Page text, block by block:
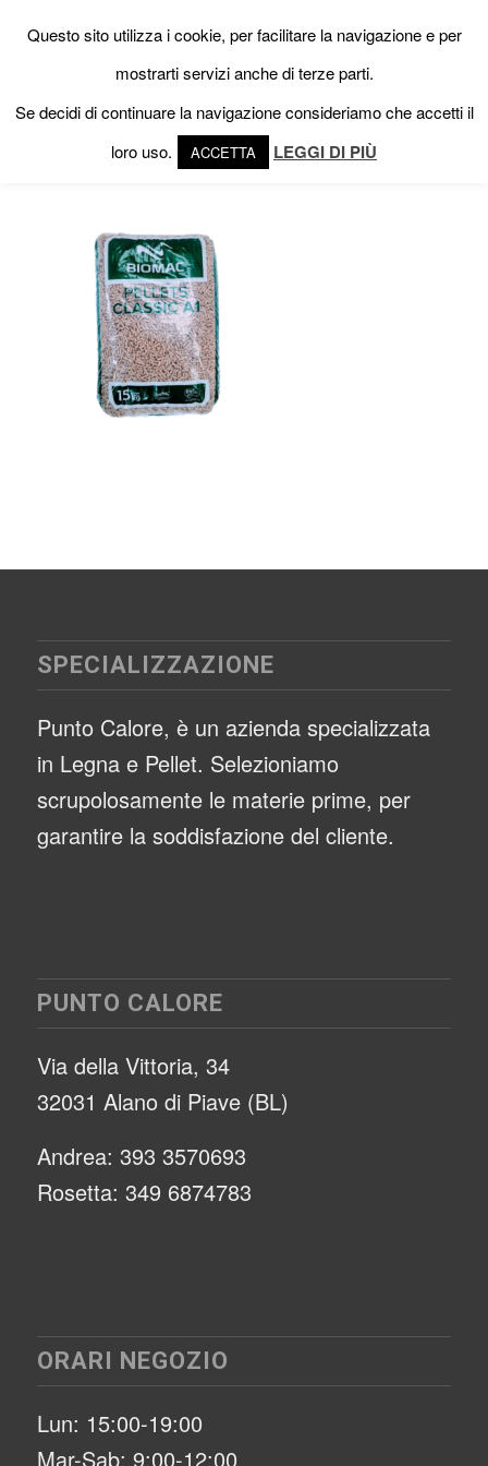
SPECIALIZZAZIONE
Punto Calore, è un azienda specializzata
in Legna e Pellet. Selezioniamo
scrupolosamente le materie prime, per
garantire la soddisfazione del cliente.
PUNTO CALORE
Via della Vittoria, 34
32031 Alano di Piave (BL)
Andrea: 393 3570693
Rosetta: 349 6874783
ORARI NEGOZIO
Lun: 15:00-19:00
Mar-Sab: 9:00-12:00
Questo sito utilizza i cookie, per facilitare la navigazione e per
mostrarti servizi anche di terze parti.
Se decidi di continuare la navigazione consideriamo che accetti il
loro uso.
ACCETTA LEGGI DI PIÙ